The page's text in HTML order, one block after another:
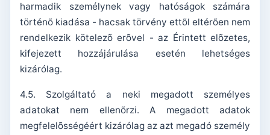
harmadik személynek vagy hatóságok számára
történõ kiadása - hacsak törvény ettõl eltérõen nem
rendelkezik kötelezõ erõvel - az Érintett elõzetes,
kifejezett hozzájárulása esetén lehetséges
kizárólag.
4.5. Szolgáltató a neki megadott személyes
adatokat nem ellenõrzi. A megadott adatok
megfelelõsségéért kizárólag az azt megadó személy